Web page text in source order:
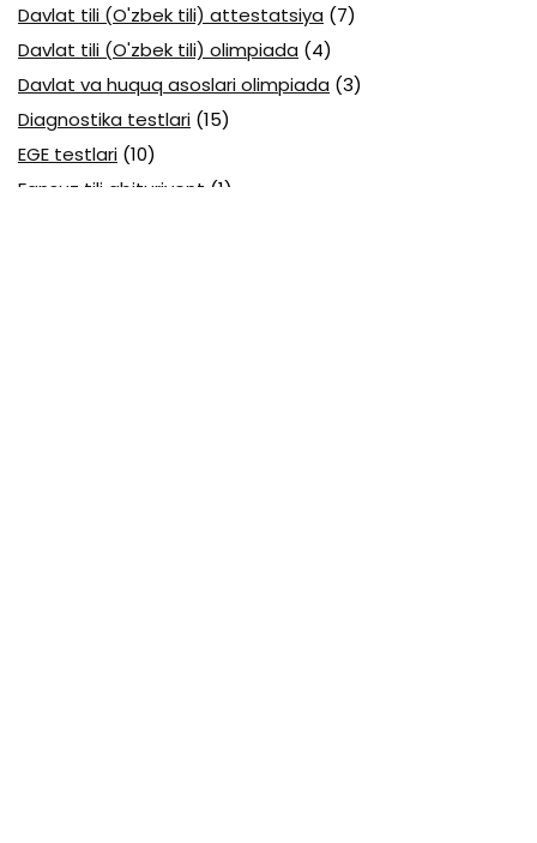
Davlat tili (O'zbek tili) attestatsiya (7)
Davlat tili (O'zbek tili) olimpiada (4)
Davlat va huquq asoslari olimpiada (3)
Diagnostika testlari (15)
EGE testlari (10)
Fansuz tili abituriyent (1)